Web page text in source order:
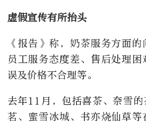
虚假宣传有所抬头
《报告》称，奶茶服务方面
员工服务态度差、售后处理
误及价格不合理等。
去年11月，包括喜茶、奈雪
茗、蜜雪冰城、书亦烧仙草等